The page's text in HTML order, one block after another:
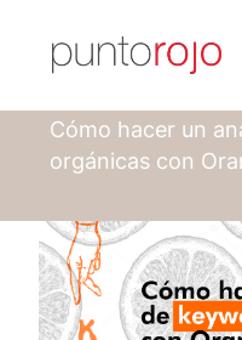
Cómo hacer un
orgánicas con